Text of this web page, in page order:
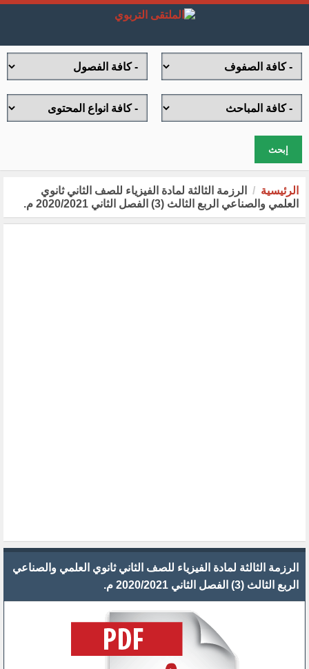
إبحث
الرئيسية
الرزمة الثالثة لمادة الفيزياء للصف الثاني ثانوي
العلمي والصناعي الربع الثالث (3) الفصل الثاني 2020/2021 م.
الرزمة الثالثة لمادة الفيزياء للصف الثاني ثانوي العلمي والصناعي
الربع الثالث (3) الفصل الثاني 2020/2021 م.